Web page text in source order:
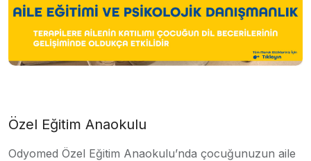
Özel Eğitim Anaokulu
Odyomed Özel Eğitim Anaokulu’nda çocuğunuzun aile